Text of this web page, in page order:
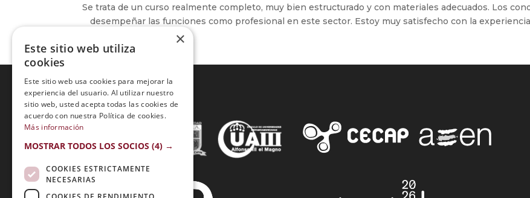
Se trata de un curso realmente completo, muy bien estructurado y con materiales adecuados. Los
desempeñar las funciones como profesional en este sector. Estoy muy satisfecho con la
Acreditaciones:
×
Este sitio web utiliza
cookies
Este sitio web usa cookies para mejorar la
experiencia del usuario. Al utilizar nuestro
sitio web, usted acepta todas las cookies de
acuerdo con nuestra Política de cookies.
Más información
MOSTRAR TODOS LOS SOCIOS (4) →
COOKIES ESTRICTAMENTE
NECESARIAS